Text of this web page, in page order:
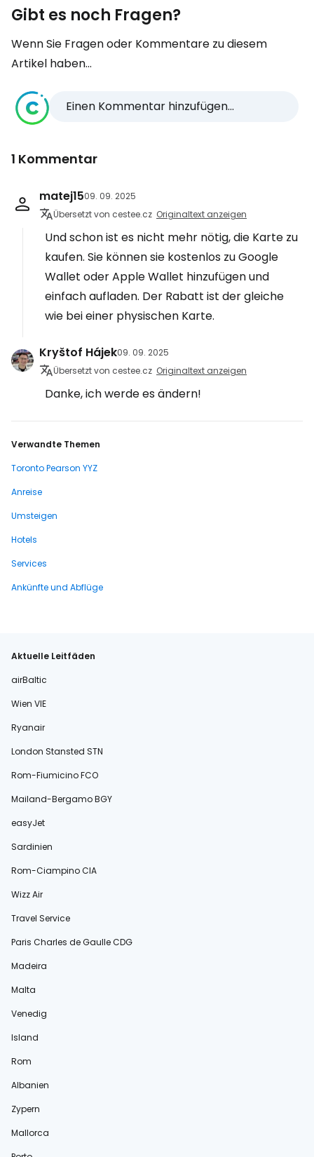
Gibt es noch Fragen?
Wenn Sie Fragen oder Kommentare zu diesem
Artikel haben...
Einen Kommentar hinzufügen...
1 Kommentar
matej1509. 09. 2025
Übersetzt von cestee.cz Originaltext anzeigen
Und schon ist es nicht mehr nötig, die Karte zu
kaufen. Sie können sie kostenlos zu Google
Wallet oder Apple Wallet hinzufügen und
einfach aufladen. Der Rabatt ist der gleiche
wie bei einer physischen Karte.
Kryštof Hájek09. 09. 2025
Übersetzt von cestee.cz Originaltext anzeigen
Danke, ich werde es ändern!
Verwandte Themen
Toronto Pearson YYZ
Anreise
Umsteigen
Hotels
Services
Ankünfte und Abflüge
Aktuelle Leitfäden
airBaltic
Wien VIE
Ryanair
London Stansted STN
Rom-Fiumicino FCO
Mailand-Bergamo BGY
easyJet
Sardinien
Rom-Ciampino CIA
Wizz Air
Travel Service
Paris Charles de Gaulle CDG
Madeira
Malta
Venedig
Island
Rom
Albanien
Zypern
Mallorca